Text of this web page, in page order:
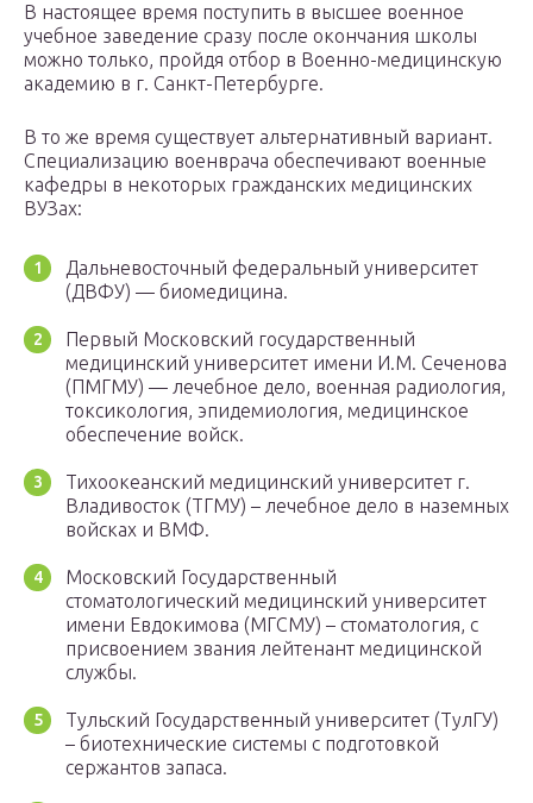
В настоящее время поступить в высшее военное
учебное заведение сразу после окончания школы
можно только, пройдя отбор в Военно-медицинскую
академию в г. Санкт-Петербурге.
В то же время существует альтернативный вариант.
Специализацию военврача обеспечивают военные
кафедры в некоторых гражданских медицинских
ВУЗах:
Дальневосточный федеральный университет
(ДВФУ) — биомедицина.
Первый Московский государственный
медицинский университет имени И.М. Сеченова
(ПМГМУ) — лечебное дело, военная радиология,
токсикология, эпидемиология, медицинское
обеспечение войск.
Тихоокеанский медицинский университет г.
Владивосток (ТГМУ) – лечебное дело в наземных
войсках и ВМФ.
Московский Государственный
стоматологический медицинский университет
имени Евдокимова (МГСМУ) – стоматология, с
присвоением звания лейтенант медицинской
службы.
Тульский Государственный университет (ТулГУ)
– биотехнические системы с подготовкой
сержантов запаса.